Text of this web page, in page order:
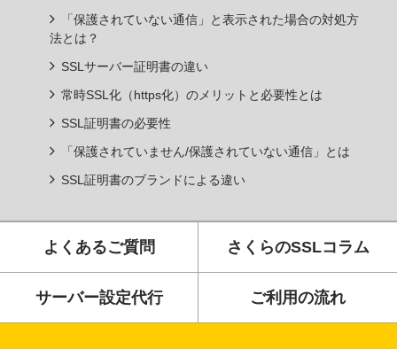
「保護されていない通信」と表示された場合の対処方
法とは？
SSLサーバー証明書の違い
常時SSL化（https化）のメリットと必要性とは
SSL証明書の必要性
「保護されていません/保護されていない通信」とは
SSL証明書のブランドによる違い
よくあるご質問 さくらのSSLコラム
サーバー設定代行 ご利用の流れ